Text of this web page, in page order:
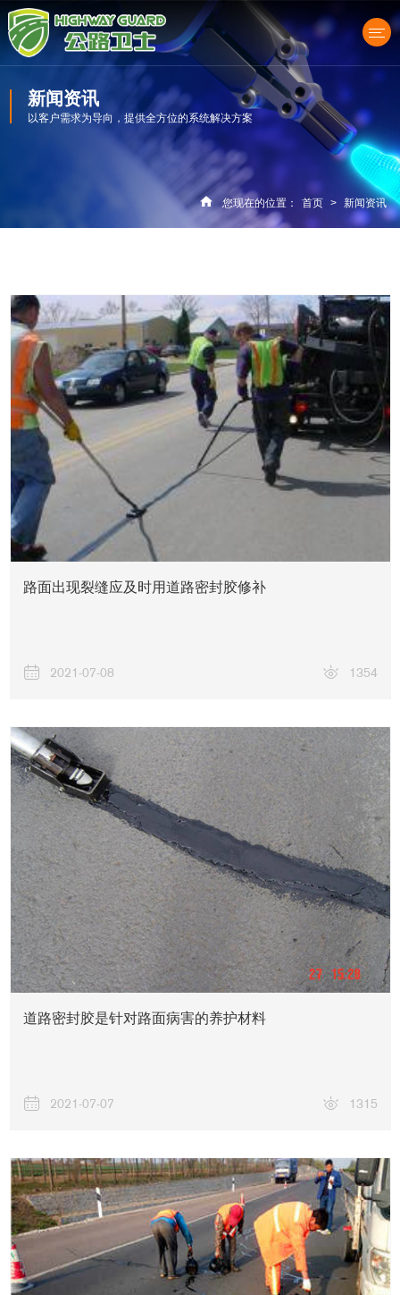
产品中心
新闻资讯
以客户需求为导向，提供全方位的系统解决方案
您现在的位置： 首页 > 新闻资讯
路面出现裂缝应及时用道路密封胶修补
2021-07-08 1354
道路密封胶是针对路面病害的养护材料
2021-07-07 1315